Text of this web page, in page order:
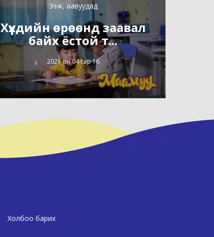
Ээж, аавуудад
Хүүхдийн өрөөнд заавал
байх ёстой т...
2021 он 04 сар 16
Холбоо барих